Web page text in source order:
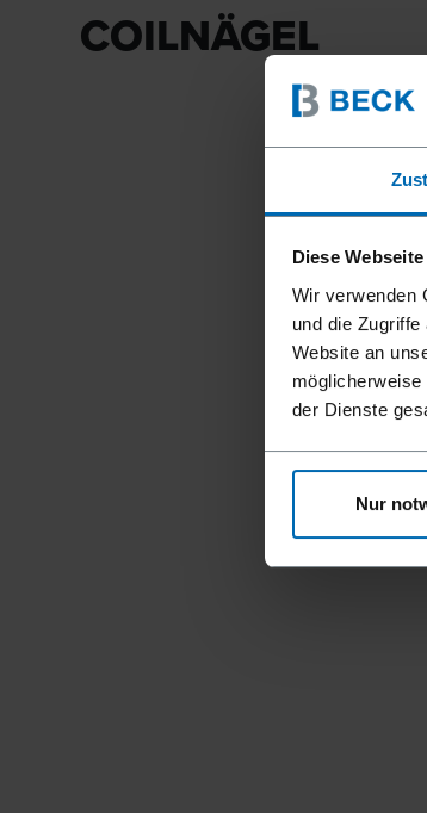
Diese
Wir verwenden
und die
Website an
der Dienste
Nur
COILNÄGEL